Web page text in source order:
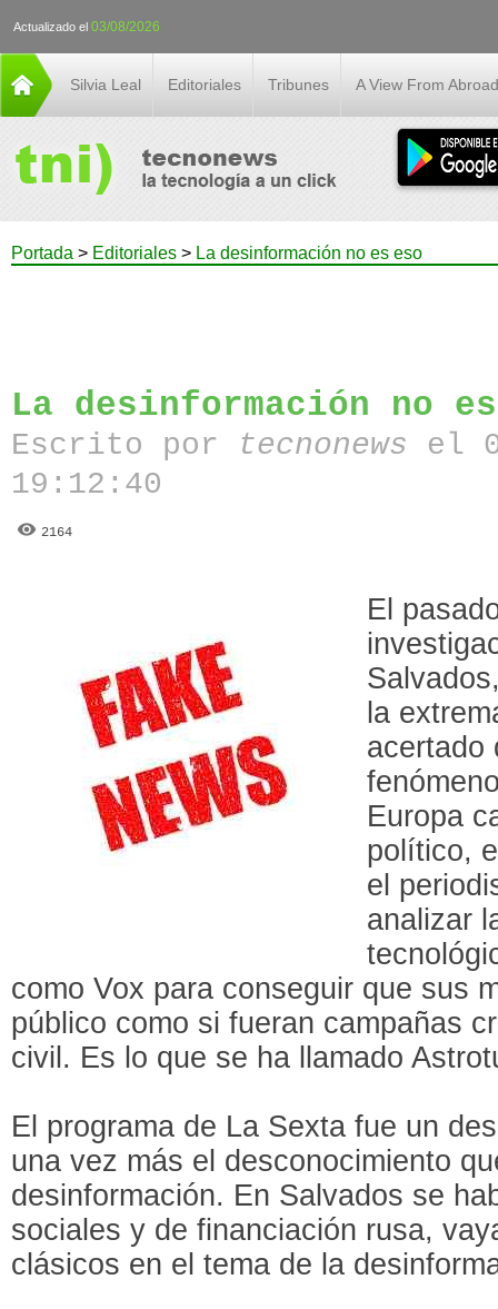
Actualizado el 03/08/2026
Silvia Leal Editoriales Tribunes A View From Abroad
Portada > Editoriales > La desinformación no es eso
La desinformación no
Escrito por tecnonews el
19:12:40
2164
El
la
acertado
Europa
político,
el
analizar
como Vox para conseguir que sus
público como si fueran campañas
civil. Es lo que se ha llamado
El programa de La Sexta fue un
una vez más el desconocimiento
desinformación. En Salvados se
sociales y de financiación rusa,
clásicos en el tema de la